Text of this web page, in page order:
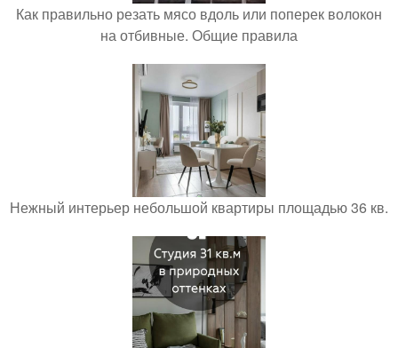
Как правильно резать мясо вдоль или поперек волокон
на отбивные. Общие правила
Нежный интерьер небольшой квартиры площадью 36 кв.